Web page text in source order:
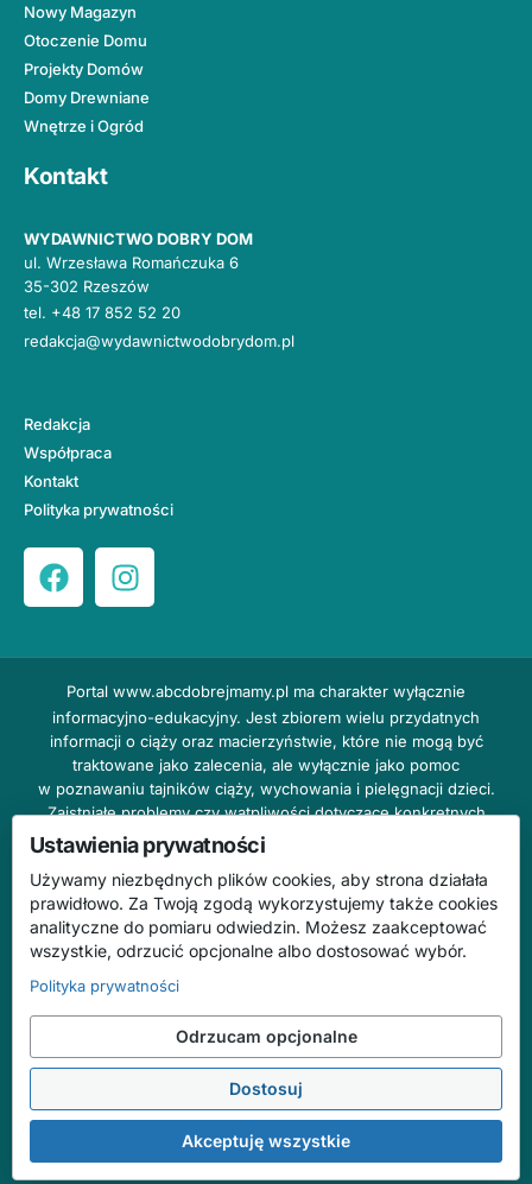
Nowy Magazyn
Otoczenie Domu
Projekty Domów
Domy Drewniane
Wnętrze i Ogród
Kontakt
WYDAWNICTWO DOBRY DOM
ul. Wrzesława Romańczuka 6
35-302 Rzeszów
tel. +48 17 852 52 20
redakcja@wydawnictwodobrydom.pl
Redakcja
Współpraca
Kontakt
Polityka prywatności
Portal www.abcdobrejmamy.pl ma charakter wyłącznie
informacyjno-edukacyjny. Jest zbiorem wielu przydatnych
informacji o ciąży oraz macierzyństwie, które nie mogą być
traktowane jako zalecenia, ale wyłącznie jako pomoc
w poznawaniu tajników ciąży, wychowania i pielęgnacji dzieci.
Zaistniałe problemy czy wątpliwości dotyczące konkretnych
przypadków należy bezzwłocznie konsultować z prowadzącym
lekarzem ginekologiem lub innym stosownym specjalistą w danej
dziedzinie. DOBRY DOM nie odpowiada za treść reklam,
nie ponosi również żadnych konsekwencji prawnych ani
odpowiedzialności za następstwa mogące wyniknąć na skutek
zastosowania podanych informacji bez wcześniejszej konsultacji
Na stronie abcdobrejmamy.pl mogą występować wpisy
o charakterze reklamowym.
© 2026 ABC Dobrej Mamy. Wszelkie prawa zastrzeżone.
ze specjalistą.
Ustawienia prywatności
Używamy niezbędnych plików cookies, aby strona działała
prawidłowo. Za Twoją zgodą wykorzystujemy także cookies
analityczne do pomiaru odwiedzin. Możesz zaakceptować
wszystkie, odrzucić opcjonalne albo dostosować wybór.
Polityka prywatności
Odrzucam opcjonalne
Dostosuj
Akceptuję wszystkie